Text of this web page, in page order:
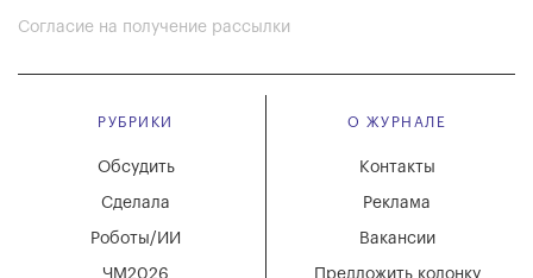
Согласие на получение рассылки
РУБРИКИ
Обсудить
Сделала
Роботы/ИИ
ЧМ2026
О ЖУРНАЛЕ
Вакансии
Реклама
Контакты
Предложить колонку